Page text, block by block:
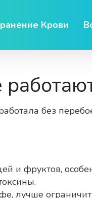
Крови
без
и фруктов,
лучше